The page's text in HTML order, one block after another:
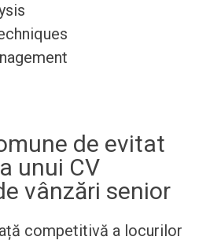
de evitat
unui CV
vânzări senior
competitivă a locurilor